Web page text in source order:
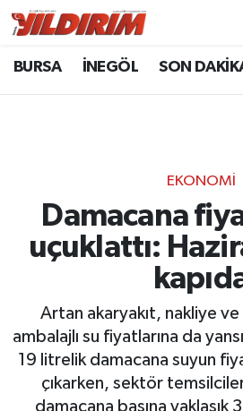
BURSA İNEGÖL SON
EKONOMİ
Damacana
uçuklattı:
Artan akaryakıt, nakliye
ambalajlı su fiyatlarına da
19 litrelik damacana suyun
çıkarken, sektör
damacana başına yaklaşık
BURSA
GÜNDEM
RESMİ İLANLAR
SİYASET
YAŞAM
Bursa Nöbetçi Eczaneler
Bursa Trafik Yoğunluk
Süper Lig Puan Durumu ve
Son Dakika Haberleri
Haber Arşivi